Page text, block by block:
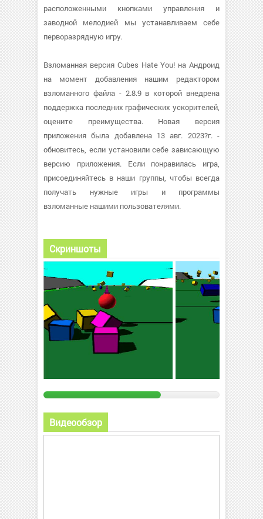
расположенными кнопками управления и
заводной мелодией мы устанавливаем себе
перворазрядную игру.
Взломанная версия Cubes Hate You! на Андроид
на момент добавления нашим редактором
взломанного файла - 2.8.9 в которой внедрена
поддержка последних графических ускорителей,
оцените преимущества. Новая версия
приложения была добавлена 13 авг. 2023?г. -
обновитесь, если установили себе зависающую
версию приложения. Если понравилась игра,
присоединяйтесь в наши группы, чтобы всегда
получать нужные игры и программы
взломанные нашими пользователями.
Скриншоты
Видеообзор